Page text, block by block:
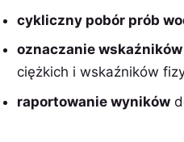
cykliczny pobór prób
oznaczanie wskaźników
ciężkich i wskaźników
raportowanie wyników